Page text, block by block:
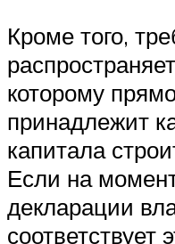
Кроме того,
которому
принадлежит
капитала
Если на
декларации